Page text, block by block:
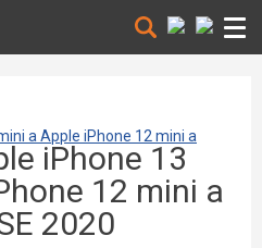
a Apple iPhone 12 mini a
iPhone 13
12 mini a
2020